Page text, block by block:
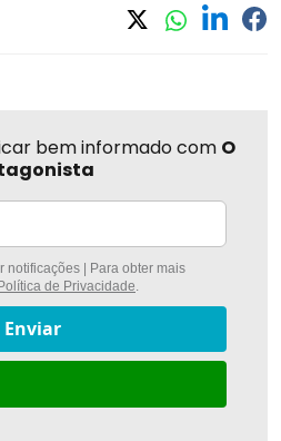
bem informado com O
notificações | Para obter mais
de Privacidade.
Enviar